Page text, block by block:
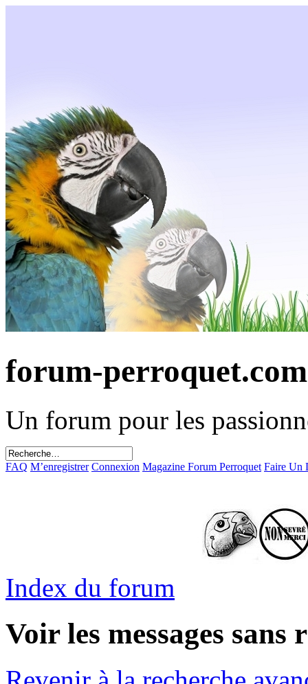
forum-perroquet.com
Un forum pour les
FAQ M’enregistrer Connexion Magazine Forum Perroquet Faire Un
Index du forum
Voir les messages sans